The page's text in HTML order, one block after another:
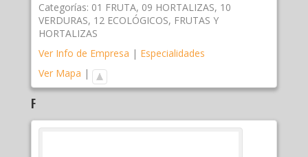
Categorías: 01 FRUTA, 09 HORTALIZAS, 10
VERDURAS, 12 ECOLÓGICOS, FRUTAS Y
HORTALIZAS
Ver Info de Empresa | Especialidades
Ver Mapa |
F